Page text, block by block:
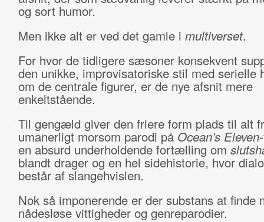
og sort humor.
Men ikke alt er ved det gamle i multiverset.
For hvor de tidligere sæsoner konsekvent
den unikke, improvisatoriske stil med serielle
om de centrale figurer, er de nye afsnit mere
enkeltstående.
Til gengæld giver den friere form plads til alt
umanerligt morsom parodi på Ocean’s Eleven-
en absurd underholdende fortælling om
blandt drager og en hel sidehistorie, hvor
består af slangehvislen.
Nok så imponerende er der substans at finde
nådesløse vittigheder og genreparodier.